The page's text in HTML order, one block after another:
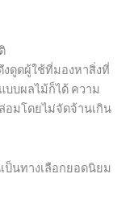
งดูดผู้ใช้ที่มองหาสิ่งที่
บบผลไม้ก็ได้ ความ
อมโดยไม่จัดจ้านเกิน
ป็นทางเลือกยอดนิยม